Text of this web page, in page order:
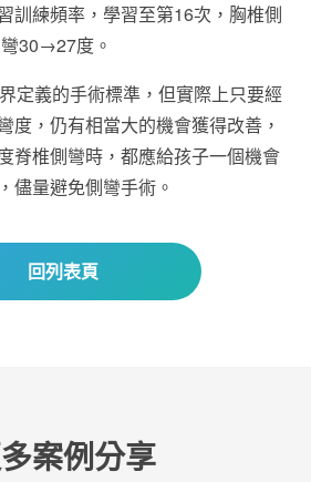
訓練頻率，學習至第16次，胸椎側
30→27度。
定義的手術標準，但實際上只要經
度，仍有相當大的機會獲得改善，
脊椎側彎時，都應給孩子一個機會
儘量避免側彎手術。
回列表頁
案例分享